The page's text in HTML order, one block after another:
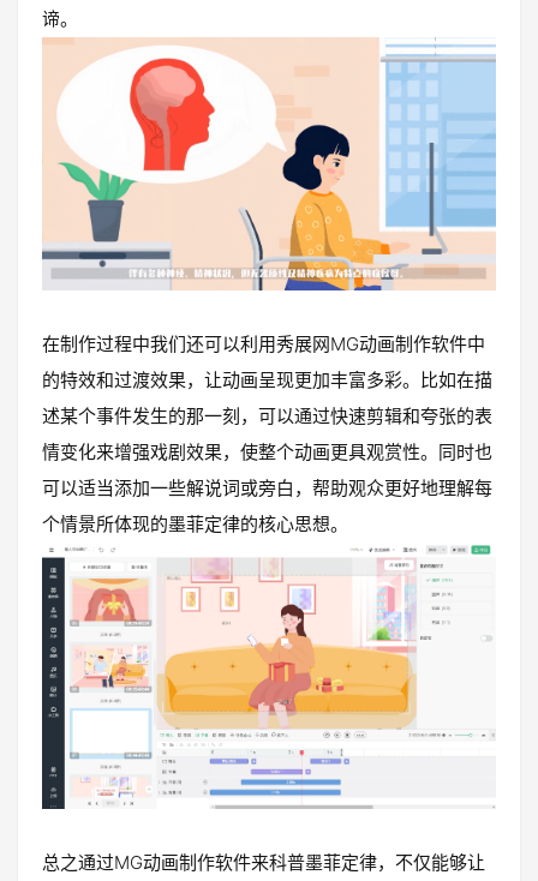
谛。
在制作过程中我们还可以利用秀展网MG动画制作软件中
的特效和过渡效果，让动画呈现更加丰富多彩。比如在描
述某个事件发生的那一刻，可以通过快速剪辑和夸张的表
情变化来增强戏剧效果，使整个动画更具观赏性。同时也
可以适当添加一些解说词或旁白，帮助观众更好地理解每
个情景所体现的墨菲定律的核心思想。
总之通过MG动画制作软件来科普墨菲定律，不仅能够让